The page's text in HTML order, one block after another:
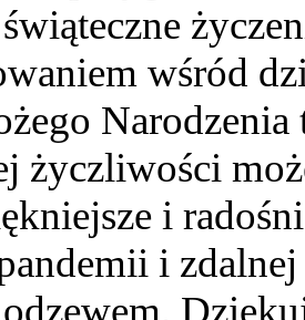
wśród
życzliwości
i
i zdalnej